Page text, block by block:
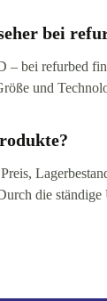
bei
bei refurbed
und
die